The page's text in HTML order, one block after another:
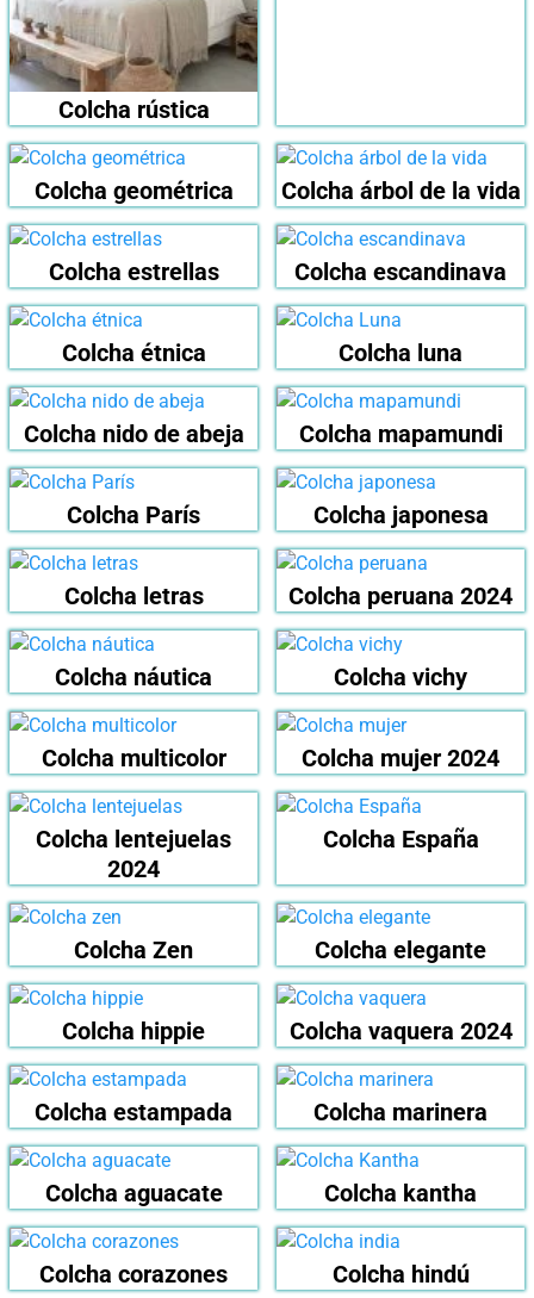
Colcha rústica
Colcha geométrica Colcha árbol de la vida
Colcha estrellas Colcha escandinava
Colcha étnica Colcha luna
Colcha nido de abeja Colcha mapamundi
Colcha París Colcha japonesa
Colcha letras Colcha peruana 2024
Colcha náutica Colcha vichy
Colcha multicolor Colcha mujer 2024
Colcha lentejuelas
2024
Colcha España
Colcha Zen Colcha elegante
Colcha hippie Colcha vaquera 2024
Colcha estampada Colcha marinera
Colcha aguacate Colcha kantha
Colcha corazones Colcha hindú